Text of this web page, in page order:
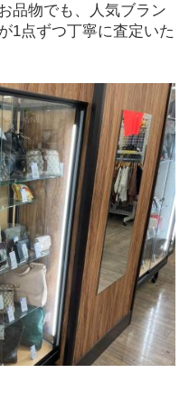
品物でも、人気ブラン
1点ずつ丁寧に査定いた